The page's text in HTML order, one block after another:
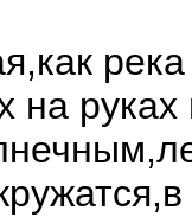
река
на